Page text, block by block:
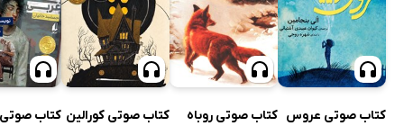
کتاب صوتی عروس کتاب صوتی روباه
کتاب صوتی کورالین کتاب